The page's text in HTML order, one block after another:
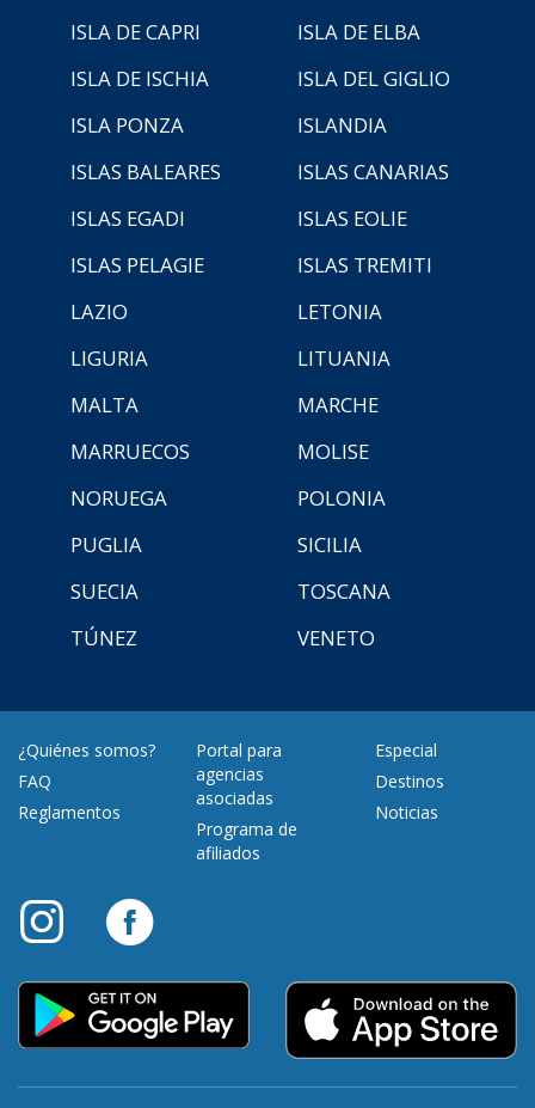
ISLA DE CAPRI
ISLA DE ELBA
ISLA DE ISCHIA
ISLA DEL GIGLIO
ISLA PONZA
ISLANDIA
ISLAS BALEARES
ISLAS CANARIAS
ISLAS EGADI
ISLAS EOLIE
ISLAS PELAGIE
ISLAS TREMITI
LAZIO
LETONIA
LIGURIA
LITUANIA
MALTA
MARCHE
MARRUECOS
MOLISE
NORUEGA
POLONIA
PUGLIA
SICILIA
SUECIA
TOSCANA
TÚNEZ
VENETO
¿Quiénes somos?
FAQ
Reglamentos
Portal para
agencias
asociadas
Programa de
afiliados
Especial
Destinos
Noticias